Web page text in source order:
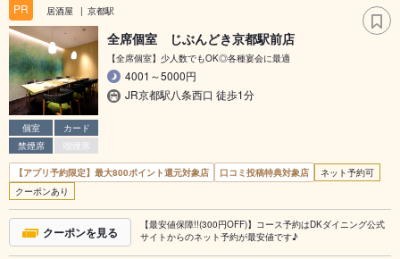
PR
居酒屋 京都駅
個室
カード
禁煙席
喫煙席
全席個室 じぶんどき京都駅前店
【全席個室】少人数でもOK◎各種宴会に最適
4001～5000円
JR京都駅八条西口 徒歩1分
【アプリ予約限定】最大800ポイント還元対象店 口コミ投稿特典対象店
ネット予約可
クーポンあり
クーポンを見る
【最安値保障!!(300円OFF)】コース予約はDKダイニング公式
サイトからのネット予約が最安値です♪